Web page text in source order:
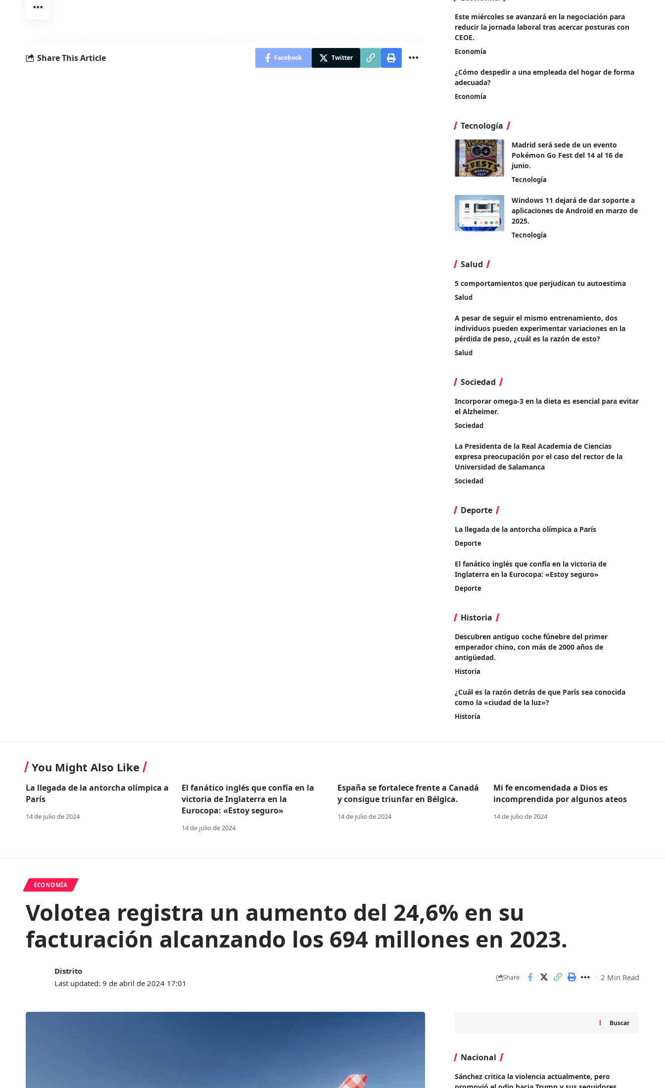
Share This Article Facebook Twitter
Este miércoles se avanzará en la negociación para
reducir la jornada laboral tras acercar posturas con
CEOE.
Economía
¿Cómo despedir a una empleada del hogar de forma
adecuada?
Economía
Tecnología
Madrid será sede de un evento
Pokémon Go Fest del 14 al 16 de
junio.
Tecnología
Windows 11 dejará de dar soporte a
aplicaciones de Android en marzo de
2025.
Tecnología
Salud
5 comportamientos que perjudican tu autoestima
Salud
A pesar de seguir el mismo entrenamiento, dos
individuos pueden experimentar variaciones en la
pérdida de peso, ¿cuál es la razón de esto?
Salud
Sociedad
Incorporar omega-3 en la dieta es esencial para evitar
el Alzheimer.
Sociedad
La Presidenta de la Real Academia de Ciencias
expresa preocupación por el caso del rector de la
Universidad de Salamanca
Sociedad
Deporte
La llegada de la antorcha olímpica a París
Deporte
El fanático inglés que confía en la victoria de
Inglaterra en la Eurocopa: «Estoy seguro»
Deporte
Historia
Descubren antiguo coche fúnebre del primer
emperador chino, con más de 2000 años de
antigüedad.
Historia
¿Cuál es la razón detrás de que París sea conocida
como la «ciudad de la luz»?
Historia
You Might Also Like
La llegada de la antorcha olímpica a
París
14 de julio de 2024
El fanático inglés que confía en la
victoria de Inglaterra en la
Eurocopa: «Estoy seguro»
14 de julio de 2024
España se fortalece frente a Canadá
y consigue triunfar en Bélgica.
14 de julio de 2024
Mi fe encomendada a Dios es
incomprendida por algunos ateos
14 de julio de 2024
ECONOMÍA
Volotea registra un aumento del 24,6% en su
facturación alcanzando los 694 millones en 2023.
Last updated: 9 de abril de 2024 17:01
Distrito
Share 2 Min Read
Buscar
Nacional
Sánchez critica la violencia actualmente, pero